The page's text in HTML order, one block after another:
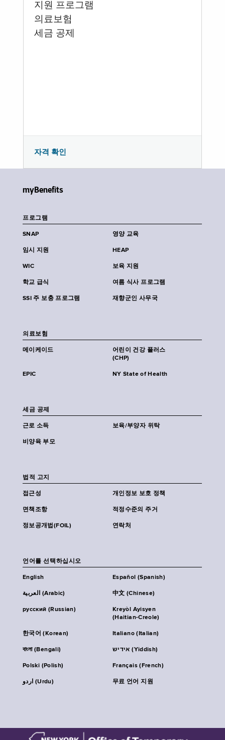
지원 프로그램
의료보험
세금 공제
자격 확인
myBenefits
프로그램
SNAP 영양 교육
임시 지원 HEAP
WIC 보육 지원
학교 급식 여름 식사 프로그램
SSI 주 보충 프로그램 재향군인 사무국
의료보험
메이케이드
어린이 건강 플러스
(CHP)
EPIC NY State of Health
세금 공제
근로 소득 보육/부양자 위탁
비양육 부모
법적 고지
접근성 개인정보 보호 정책
면책조항 적정수준의 주거
정보공개법(FOIL) 연락처
언어를 선택하십시오
English Español (Spanish)
العربية (Arabic) 中文 (Chinese)
русский (Russian)
Kreyòl Ayisyen
(Haitian-Creole)
한국어 (Korean) Italiano (Italian)
বাংলা (Bengali) אידיש (Yiddish)
Polski (Polish) Français (French)
اردو (Urdu) 무료 언어 지원